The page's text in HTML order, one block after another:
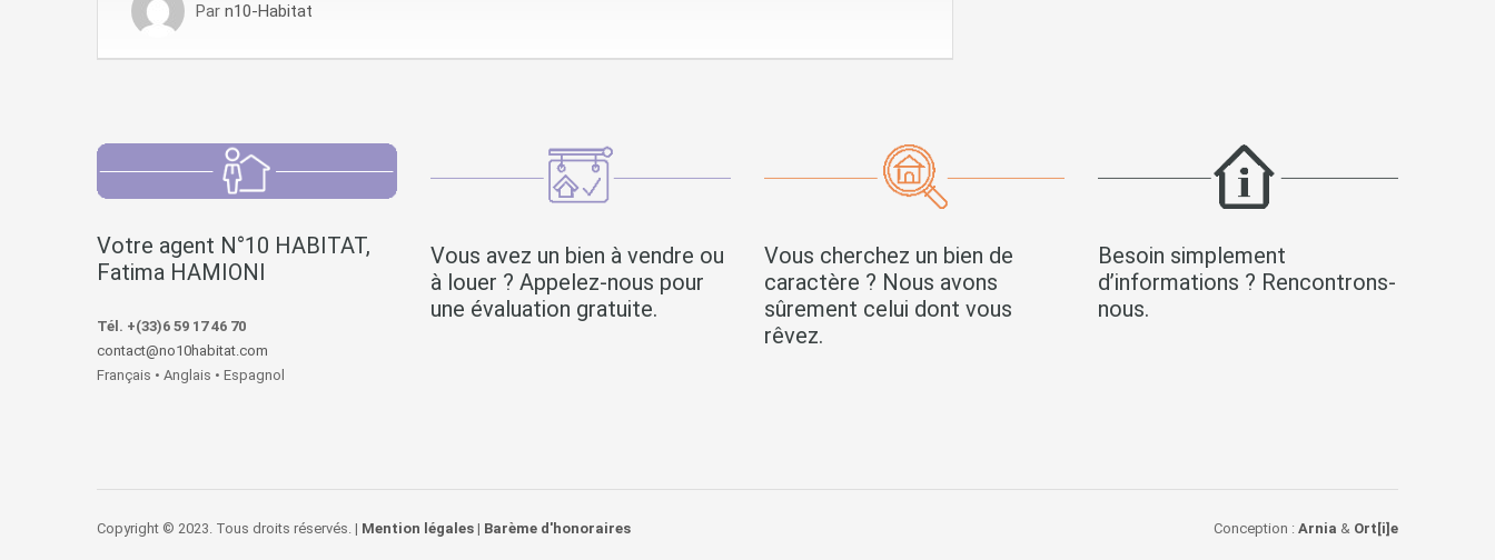
Par n10-Habitat
Votre agent N°10 HABITAT,
Fatima HAMIONI
Tél. +(33)6 59 17 46 70
contact@no10habitat.com
Français • Anglais • Espagnol
Vous avez un bien à vendre ou
à louer ? Appelez-nous pour
une évaluation gratuite.
Vous cherchez un bien de
caractère ? Nous avons
sûrement celui dont vous
rêvez.
Besoin simplement
d’informations ? Rencontrons-
nous.
Copyright © 2023. Tous droits réservés. | Mention légales | Barème d'honoraires Conception : Arnia & Ort[i]e